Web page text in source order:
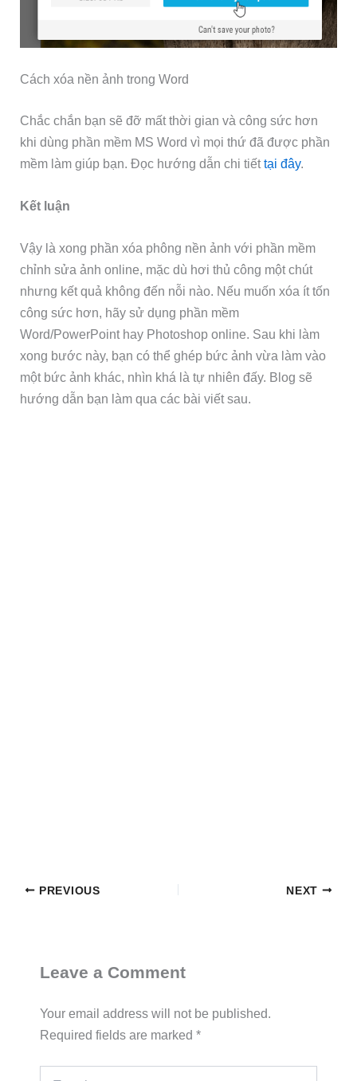
Cách xóa nền ảnh trong Word
Chắc chắn bạn sẽ đỡ mất thời gian và công sức hơn
khi dùng phần mềm MS Word vì mọi thứ đã được phần
mềm làm giúp bạn. Đọc hướng dẫn chi tiếttại đây.
Kết luận
Vậy là xong phần xóa phông nền ảnh với phần mềm
chỉnh sửa ảnh online, mặc dù hơi thủ công một chút
nhưng kết quả không đến nỗi nào. Nếu muốn xóa ít tốn
công sức hơn, hãy sử dụng phần mềm
Word/PowerPoint hay Photoshop online. Sau khi làm
xong bước này, bạn có thể ghép bức ảnh vừa làm vào
một bức ảnh khác, nhìn khá là tự nhiên đấy. Blog sẽ
hướng dẫn bạn làm qua các bài viết sau.
PREVIOUS NEXT
Leave a Comment
Your email address will not be published.
Required fields are marked *